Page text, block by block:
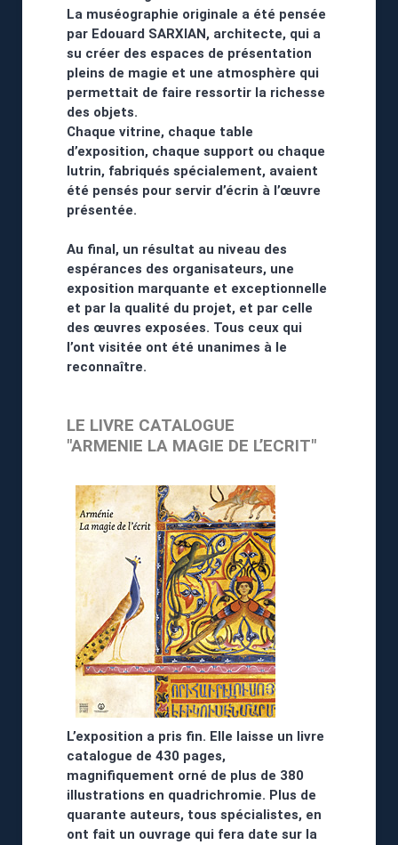
La muséographie originale a été pensée
par Edouard SARXIAN, architecte, qui a
su créer des espaces de présentation
pleins de magie et une atmosphère qui
permettait de faire ressortir la richesse
des objets.
Chaque vitrine, chaque table
d’exposition, chaque support ou chaque
lutrin, fabriqués spécialement, avaient
été pensés pour servir d’écrin à l’œuvre
présentée.
Au final, un résultat au niveau des
espérances des organisateurs, une
exposition marquante et exceptionnelle
et par la qualité du projet, et par celle
des œuvres exposées. Tous ceux qui
l’ont visitée ont été unanimes à le
reconnaître.
LE LIVRE CATALOGUE
"ARMENIE LA MAGIE DE L’ECRIT"
L’exposition a pris fin. Elle laisse un livre
catalogue de 430 pages,
magnifiquement orné de plus de 380
illustrations en quadrichromie. Plus de
quarante auteurs, tous spécialistes, en
ont fait un ouvrage qui fera date sur la